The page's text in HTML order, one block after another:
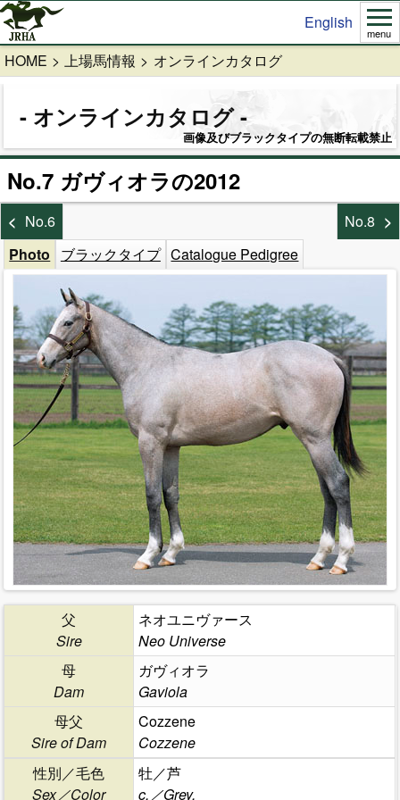
English
menu
HOME 上場馬情報 オンラインカタログ
オンラインカタログ
画像及びブラックタイプの無断転載禁止
No.7 ガヴィオラの2012
No.6
No.8
Photo
ブラックタイプ Catalogue Pedigree
父
Sire
ネオユニヴァース
Neo Universe
母
Dam
ガヴィオラ
Gaviola
母父
Sire of Dam
Cozzene
Cozzene
性別／毛色
Sex／Color
牡／芦
c.／Grey.